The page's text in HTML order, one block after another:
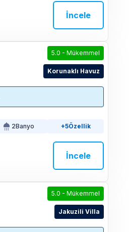
İncele
5.0 - Mükemmel
Korunaklı Havuz
2Banyo +5Özellik
İncele
5.0 - Mükemmel
Jakuzili Villa